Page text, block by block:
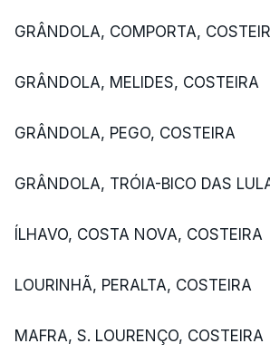
GRÂNDOLA, COMPORTA,
GRÂNDOLA, MELIDES, COSTEIRA
GRÂNDOLA, PEGO, COSTEIRA
GRÂNDOLA, TRÓIA-BICO DAS
ÍLHAVO, COSTA NOVA, COSTEIRA
LOURINHÃ, PERALTA, COSTEIRA
MAFRA, S. LOURENÇO, COSTEIRA